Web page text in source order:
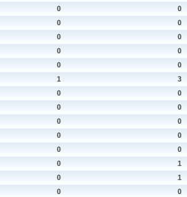
0 0
0 0
0 0
0 0
0 0
1 3
0 0
0 0
0 0
0 0
0 0
0 1
0 1
0 0